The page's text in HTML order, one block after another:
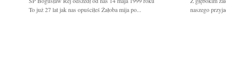
To już 27 lat jak nas opuściłeś Żałoba mija po...
naszego